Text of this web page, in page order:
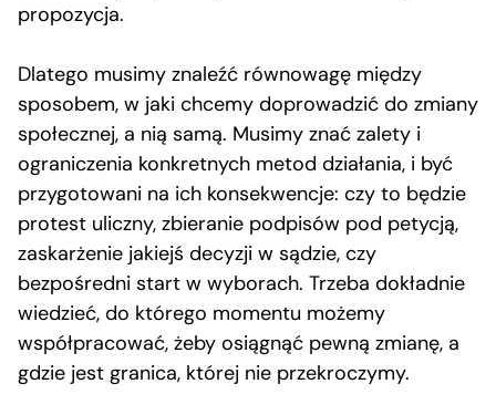
propozycja.
Dlatego musimy znaleźć równowagę między
sposobem, w jaki chcemy doprowadzić do zmiany
społecznej, a nią samą. Musimy znać zalety i
ograniczenia konkretnych metod działania, i być
przygotowani na ich konsekwencje: czy to będzie
protest uliczny, zbieranie podpisów pod petycją,
zaskarżenie jakiejś decyzji w sądzie, czy
bezpośredni start w wyborach. Trzeba dokładnie
wiedzieć, do którego momentu możemy
współpracować, żeby osiągnąć pewną zmianę, a
gdzie jest granica, której nie przekroczymy.